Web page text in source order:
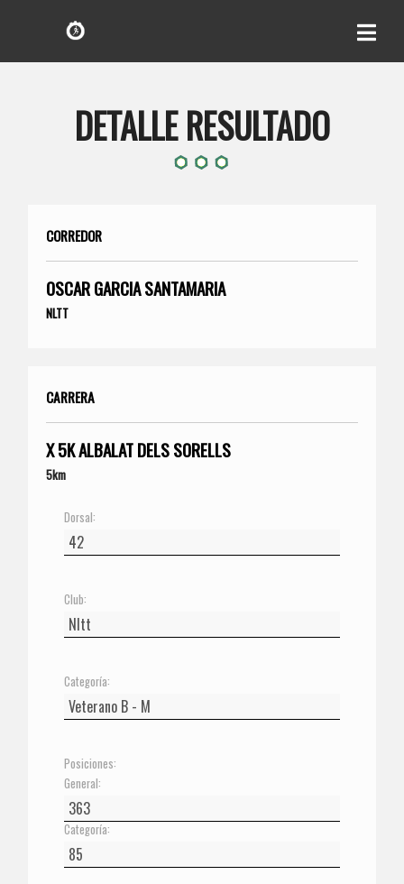
DETALLE RESULTADO
CORREDOR
OSCAR GARCIA SANTAMARIA
NLTT
CARRERA
X 5K ALBALAT DELS SORELLS
5km
Dorsal:
Club:
Categoría:
Posiciones:
General:
Categoría: